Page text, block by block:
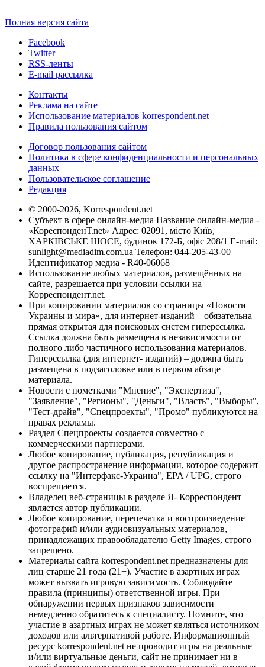
Полная версия сайта
Facebook
Twitter
RSS-ленты
E-mail рассылка
Контакты
Реклама на сайте
Использование материалов korrespondent.net
Правила пользования сайтом
Договор пользования сайтом
Политика в сфере конфиденциальности и персональных
данных
Пользовательское соглашение
Редакция
© 2000-2026, Korrespondent.net
Субъект в сфере онлайн-медиа Название онлайн-медиа -
«КореспонденТ.net» Адрес: 02091, місто Київ,
ХАРКІВСЬКЕ ШОСЕ, будинок 172-Б, офіс 208/1 E-mail:
sunlight@mediadim.com.ua Телефон: 044-205-43-00
Идентификатор медиа - R40-06068
Использование любых материалов, размещённых на
сайте, разрешается при условии ссылки на
Корреспондент.net.
При копировании материалов со страницы «Новости
Украины и мира», для интернет-изданий – обязательна
прямая открытая для поисковых систем гиперссылка.
Ссылка должна быть размещена в независимости от
полного либо частичного использования материалов.
Гиперссылка (для интернет- изданий) – должна быть
размещена в подзаголовке или в первом абзаце
материала.
Новости с пометками "Мнение", "Экспертиза",
"Заявление", "Регионы", "Деньги", "Власть", "Выборы",
"Тест-драйв", "Спецпроекты", "Промо" публикуются на
правах рекламы.
Раздел Спецпроекты создается совместно с
коммерческими партнерами.
Любое копирование, публикация, републикация и
другое распространение информации, которое содержит
ссылку на "Интерфакс-Украина", EPA / UPG, строго
воспрещается.
Владелец веб-страницы в разделе Я- Корреспондент
является автор публикации.
Любое копирование, перепечатка и воспроизведение
фотографий и/или аудиовизуальных материалов,
принадлежащих правообладателю Getty Images, строго
запрещено.
Материалы сайта korrespondent.net предназначены для
лиц старше 21 года (21+). Участие в азартных играх
может вызвать игровую зависимость. Соблюдайте
правила (принципы) ответственной игры. При
обнаружении первых признаков зависимости
немедленно обратитесь к специалисту. Помните, что
участие в азартных играх не может являться источником
доходов или альтернативой работе. Информационный
ресурс korrespondent.net не проводит игры на реальные
и/или виртуальные деньги, сайт не принимает ни в